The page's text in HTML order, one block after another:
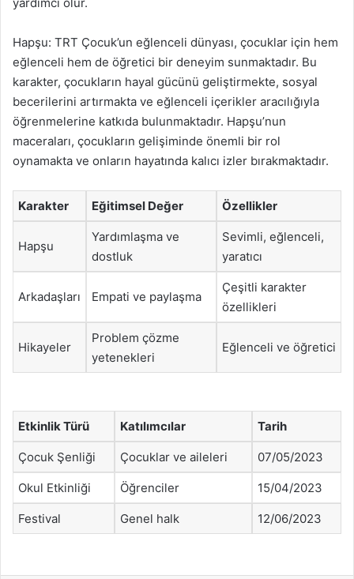
Hapşu: TRT Çocuk’un eğlenceli dünyası, çocuklar için hem
eğlenceli hem de öğretici bir deneyim sunmaktadır. Bu
karakter, çocukların hayal gücünü geliştirmekte, sosyal
becerilerini artırmakta ve eğlenceli içerikler aracılığıyla
öğrenmelerine katkıda bulunmaktadır. Hapşu’nun
maceraları, çocukların gelişiminde önemli bir rol
oynamakta ve onların hayatında kalıcı izler bırakmaktadır.
Karakter Eğitimsel Değer Özellikler
Hapşu
Yardımlaşma ve
dostluk
Sevimli, eğlenceli,
yaratıcı
Arkadaşları Empati ve paylaşma
Çeşitli karakter
özellikleri
Hikayeler
Problem çözme
yetenekleri
Eğlenceli ve öğretici
Etkinlik Türü Katılımcılar Tarih
Çocuk Şenliği Çocuklar ve aileleri 07/05/2023
Okul Etkinliği Öğrenciler 15/04/2023
Festival Genel halk 12/06/2023